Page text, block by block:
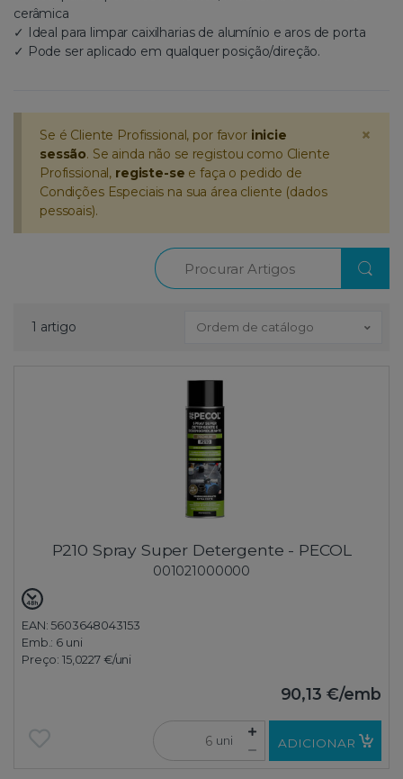
cerâmica
✓ Ideal para limpar caixilharias de alumínio e aros de porta
✓ Pode ser aplicado em qualquer posição/direção.
×
Se é Cliente Profissional, por favor inicie
sessão. Se ainda não se registou como Cliente
Profissional, registe-se e faça o pedido de
Condições Especiais na sua área cliente (dados
pessoais).
Procurar
1 artigo Ordem de catálogo
P210 Spray Super Detergente - PECOL
001021000000
EAN: 5603648043153
Emb.: 6 uni
Preço: 15,0227 €/uni
90,13 €/emb
uni ADICIONAR